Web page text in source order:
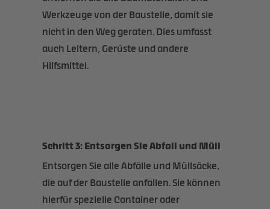
Werkzeuge von der Baustelle, damit sie
nicht in den Weg geraten. Dies umfasst
auch Leitern, Gerüste und andere
Hilfsmittel.
Schritt 3: Entsorgen Sie Abfall und Müll
Entsorgen Sie alle Abfälle und Müllsäcke,
die auf der Baustelle anfallen. Sie können
hierfür spezielle Container oder